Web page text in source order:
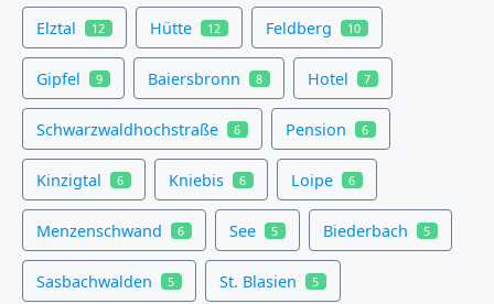
Elztal 12 Hütte 12 Feldberg 10
Gipfel 9 Baiersbronn 8 Hotel 7
Schwarzwaldhochstraße 6 Pension 6
Kinzigtal 6 Kniebis 6 Loipe 6
Menzenschwand 6 See 5 Biederbach 5
Sasbachwalden 5 St. Blasien 5